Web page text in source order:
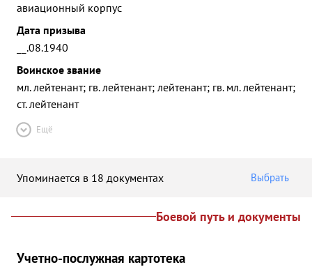
авиационный корпус
Дата призыва
__.08.1940
Воинское звание
мл. лейтенант; гв. лейтенант; лейтенант; гв. мл. лейтенант;
ст. лейтенант
Ещё
Упоминается в 18 документах Выбрать
Боевой путь и документы
Учетно-послужная картотека